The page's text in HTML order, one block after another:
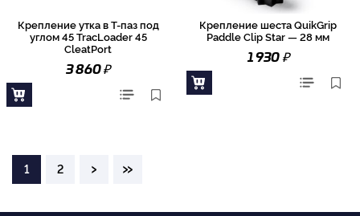
Крепление утка в Т-паз под
углом 45 TracLoader 45
CleatPort
3 860₽
Крепление шеста QuikGrip
Paddle Clip Star — 28 мм
1 930₽
1 2 › »